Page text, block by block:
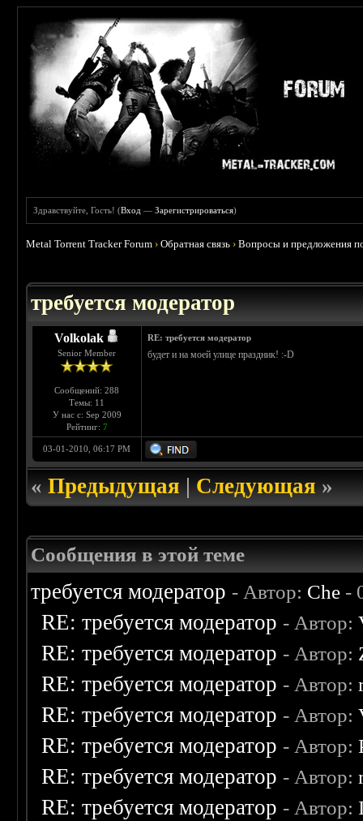
Здравствуйте, Гость! (Вход —Зарегистрироваться)
Metal Torrent Tracker Forum ›Обратная связь ›Вопросы и предложения
требуется модератор
Volkolak
Senior Member
Сообщений: 288
Темы: 11
У нас с: Sep 2009
Рейтинг: 7
RE: требуется модератор
будет и на моей улице праздник! :-D
03-01-2010, 06:17 PM
«Предыдущая|Следующая»
Сообщения в этой теме
требуется модератор - Автор: Che -
RE: требуется модератор - Автор:
RE: требуется модератор - Автор:
RE: требуется модератор - Автор:
RE: требуется модератор - Автор:
RE: требуется модератор - Автор:
RE: требуется модератор - Автор:
RE: требуется модератор - Автор: